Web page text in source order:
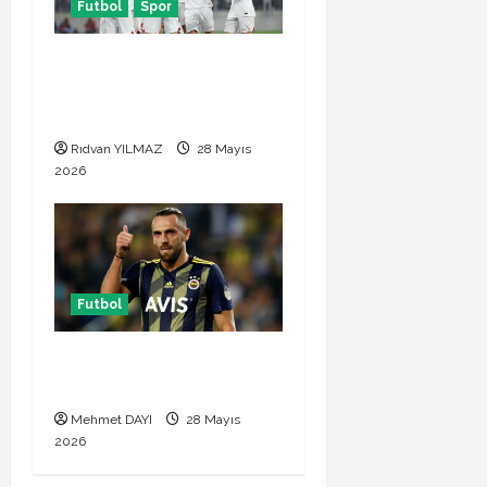
Futbol Spor
Rıdvan YILMAZ
28 Mayıs
2026
Futbol
Mehmet DAYI
28 Mayıs
2026